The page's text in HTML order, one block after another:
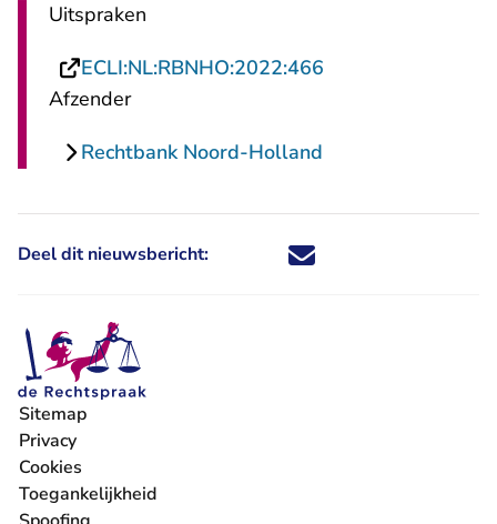
Uitspraken
ECLI:NL:RBNHO:2022:466
Afzender
Rechtbank Noord-Holland
Deel dit nieuwsbericht: Deel dit nieuwsbericht via X -
Deel dit nieuwsbericht via
Deel dit nieuwsbericht
Deel dit
Sitemap
Privacy
Cookies
Toegankelijkheid